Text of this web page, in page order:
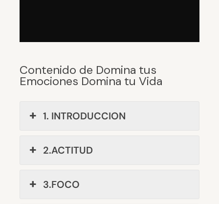
Contenido de Domina tus
Emociones Domina tu Vida
1. INTRODUCCION
2.ACTITUD
3.FOCO